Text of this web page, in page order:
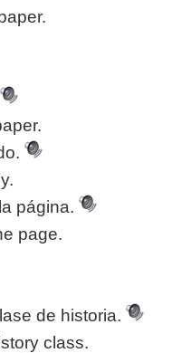
página.
page.
de historia.
class.